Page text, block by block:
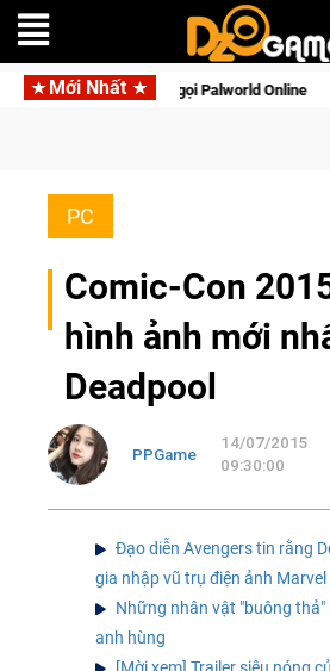
Mới Nhất Gia Nhập Closed Beta
PC
Comic-Con
hình ảnh mới
Deadpool
PPGame
14/07/2015
09:30:00
Đạo diễn Avengers tin rằng
gia nhập vũ trụ điện ảnh
Những nhân vật "buông thả"
anh hùng